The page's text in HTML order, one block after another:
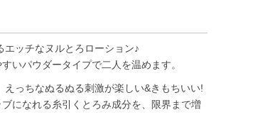
ッチなヌルとろローション♪
いパウダータイプで二人を温めます。
っちなぬるぬる刺激が楽しい&きもちいい!
になれる糸引くとろみ成分を、限界まで増